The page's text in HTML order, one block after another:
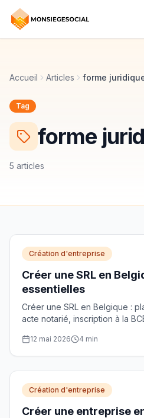
Accueil Articles forme
Tag
forme
5 articles
Création d'entreprise
Créer une SRL en
essentielles
Créer une SRL en Belgique :
acte notarié, inscription à la
12 mai 2026 4 min
Création d'entreprise
Créer une entreprise